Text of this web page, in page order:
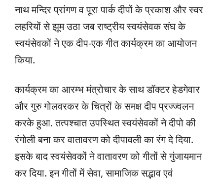
नाथ मन्दिर प्रांगण व पूरा पार्क दीपों के प्रकाश और स्वर
लहरियों से झूम उठा जब राष्ट्रीय स्वयंसेवक संघ के
स्वयंसेवकों ने एक दीप-एक गीत कार्यक्रम का आयोजन
किया.
कार्यक्रम का आरम्भ मंत्रोचार के साथ डॉक्टर हेडगेवार
और गुरु गोलवरकर के चित्रों के समक्ष दीप प्रज्ज्वलन
करके हुआ. तत्पश्चात उपस्थित स्वयंसेवकों ने दीपो की
रंगोली बना कर वातावरण को दीपावली का रंग दे दिया.
इसके बाद स्वयंसेवकों ने वातावरण को गीतों से गुंजायमान
कर दिया. इन गीतों में सेवा, सामाजिक सद्भाव एवं